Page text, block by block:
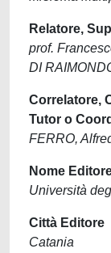
Relatore,
prof.
DI
Correlatore,
Tutor o
FERRO,
Nome
Università
Città Editore
Catania